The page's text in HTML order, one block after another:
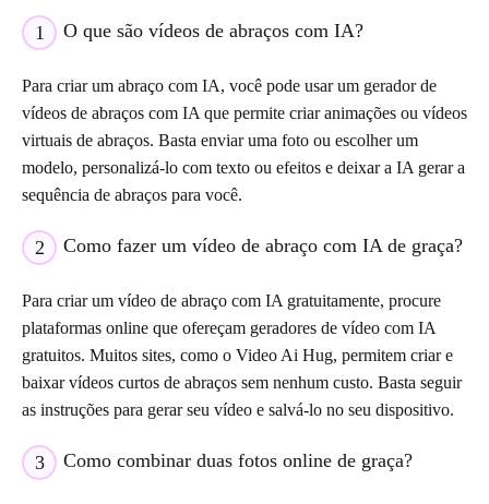
1 O que são vídeos de abraços com IA?
Para criar um abraço com IA, você pode usar um gerador de
vídeos de abraços com IA que permite criar animações ou vídeos
virtuais de abraços. Basta enviar uma foto ou escolher um
modelo, personalizá-lo com texto ou efeitos e deixar a IA gerar a
sequência de abraços para você.
2 Como fazer um vídeo de abraço com IA de graça?
Para criar um vídeo de abraço com IA gratuitamente, procure
plataformas online que ofereçam geradores de vídeo com IA
gratuitos. Muitos sites, como o Video Ai Hug, permitem criar e
baixar vídeos curtos de abraços sem nenhum custo. Basta seguir
as instruções para gerar seu vídeo e salvá-lo no seu dispositivo.
3 Como combinar duas fotos online de graça?